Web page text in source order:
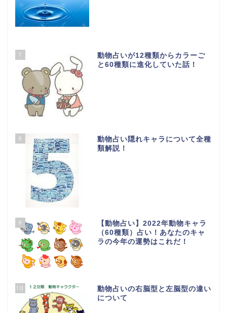
7
動物占いが12種類からカラーご
と60種類に進化していた話！
8
動物占い隠れキャラについて全種
類解説！
9
【動物占い】2022年動物キャラ
（60種類）占い！あなたのキャ
ラの今年の運勢はこれだ！
10
動物占いの右脳型と左脳型の違い
について